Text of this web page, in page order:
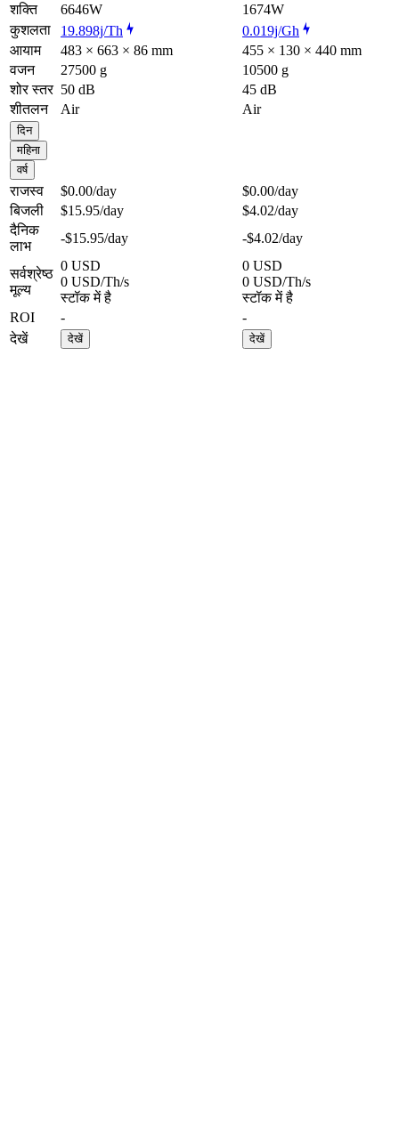
शक्ति
6646W
1674W
कुशलता
19.898j/Th
0.019j/Gh
आयाम
483 × 663 × 86 mm
455 × 130 × 440 mm
वजन
27500 g
10500 g
शोर स्तर 50 dB
45 dB
शीतलन
Air Air
दिन
महिना
वर्ष
राजस्व $0.00/day $0.00/day
बिजली
$15.95/day $4.02/day
दैनिक
लाभ
-$15.95/day -$4.02/day
सर्वश्रेष्ठ
मूल्य
0 USD
0 USD/Th/s
स्टॉक में है
0 USD
0 USD/Th/s
स्टॉक में है
ROI
-
-
देखें
देखें देखें